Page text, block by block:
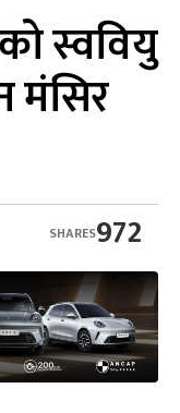
स्ववियु
मंसिर
972
SHARES